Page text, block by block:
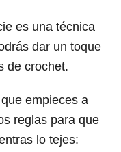
es una técnica
dar un toque
de crochet.
empieces a
reglas para que
lo tejes: